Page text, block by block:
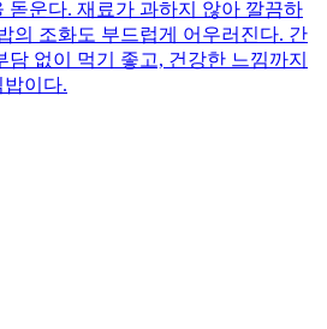
돋운다. 재료가 과하지 않아 깔끔하
의 조화도 부드럽게 어우러진다. 간
없이 먹기 좋고, 건강한 느낌까지
이다.